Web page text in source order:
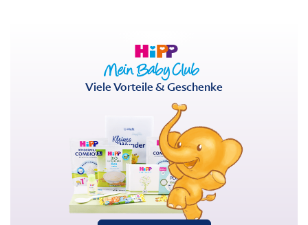
Viele Vorteile & Geschenke